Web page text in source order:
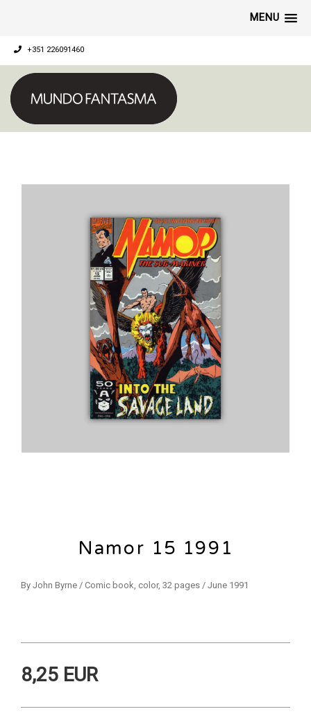
MENU
+351 226091460
Namor 15 1991
By John Byrne / Comic book, color, 32 pages / June 1991
8,25 EUR